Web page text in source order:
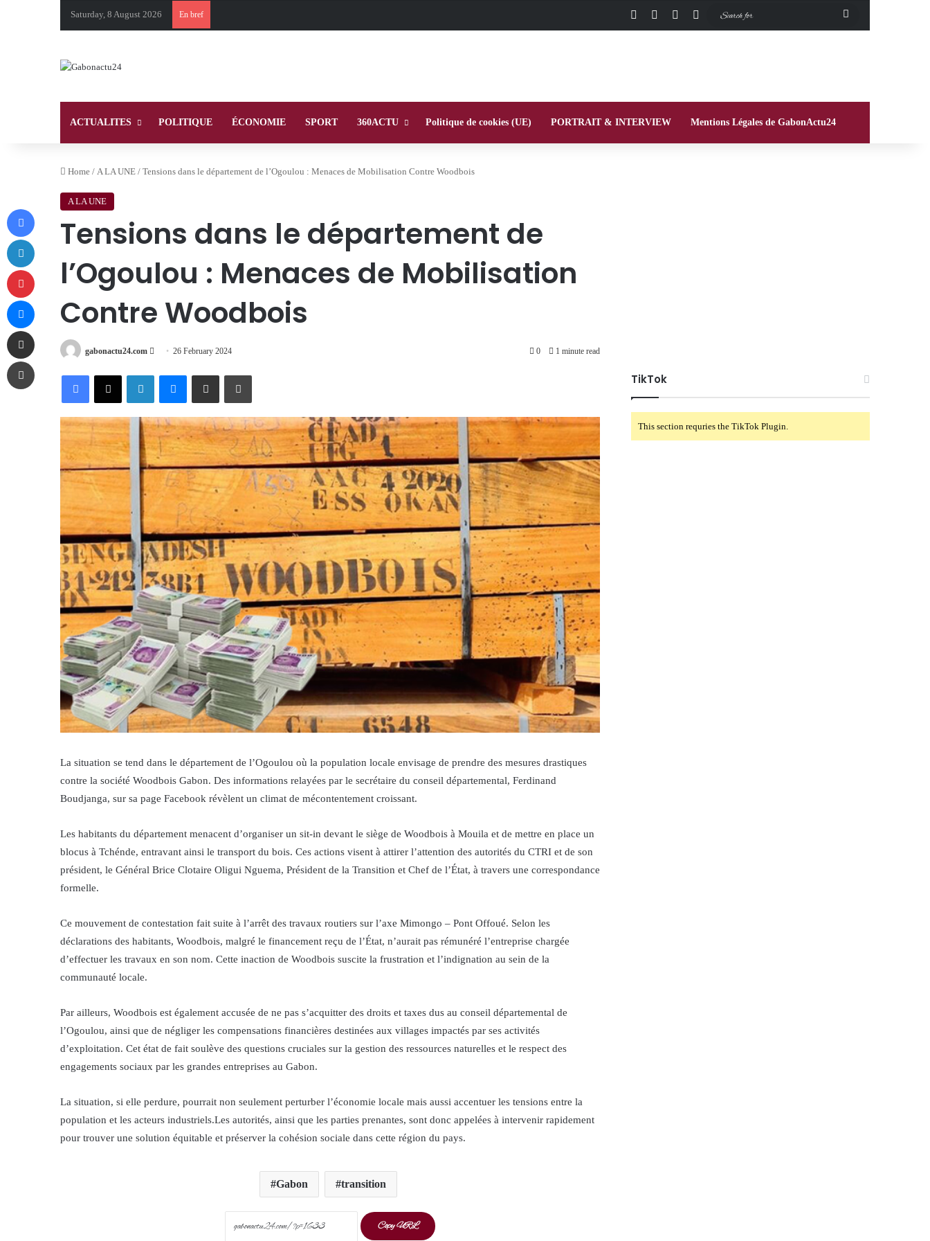
Saturday, 8 August 2026 En bref Facebook InstagramSwitch skin
ACTUALITES POLITIQUE ÉCONOMIE SPORT 360ACTU Politique de cookies (UE) PORTRAIT & INTERVIEW Mentions Légales de GabonActu24
Home / A LA UNE / Tensions dans le département de l’Ogoulou : Menaces de Mobilisation Contre Woodbois
A LA UNE
Tensions dans le département de
l’Ogoulou : Menaces de Mobilisation
Contre Woodbois
gabonactu24.com
Send 26 February 2024 0 1 minute read
FacebookX LinkedInMessengerShare via Email Print
La situation se tend dans le département de l’Ogoulou où la population locale envisage de prendre des mesures drastiques
contre la société Woodbois Gabon. Des informations relayées par le secrétaire du conseil départemental, Ferdinand
Boudjanga, sur sa page Facebook révèlent un climat de mécontentement croissant.
Les habitants du département menacent d’organiser un sit-in devant le siège de Woodbois à Mouila et de mettre en place un
blocus à Tchénde, entravant ainsi le transport du bois. Ces actions visent à attirer l’attention des autorités du CTRI et de son
président, le Général Brice Clotaire Oligui Nguema, Président de la Transition et Chef de l’État, à travers une correspondance
formelle.
Ce mouvement de contestation fait suite à l’arrêt des travaux routiers sur l’axe Mimongo – Pont Offoué. Selon les
déclarations des habitants, Woodbois, malgré le financement reçu de l’État, n’aurait pas rémunéré l’entreprise chargée
d’effectuer les travaux en son nom. Cette inaction de Woodbois suscite la frustration et l’indignation au sein de la
communauté locale.
Par ailleurs, Woodbois est également accusée de ne pas s’acquitter des droits et taxes dus au conseil départemental de
l’Ogoulou, ainsi que de négliger les compensations financières destinées aux villages impactés par ses activités
d’exploitation. Cet état de fait soulève des questions cruciales sur la gestion des ressources naturelles et le respect des
engagements sociaux par les grandes entreprises au Gabon.
La situation, si elle perdure, pourrait non seulement perturber l’économie locale mais aussi accentuer les tensions entre la
population et les acteurs industriels.Les autorités, ainsi que les parties prenantes, sont donc appelées à intervenir rapidement
pour trouver une solution équitable et préserver la cohésion sociale dans cette région du pays.
Gabon transition
Copy URL
TikTok
This section requries the TikTok Plugin.
Facebook